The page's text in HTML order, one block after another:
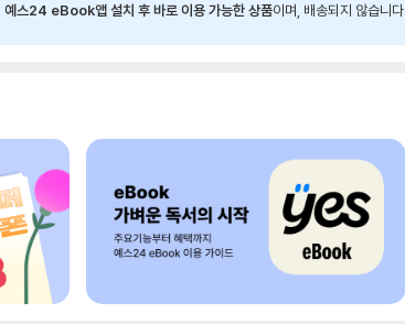
예스24 eBook앱 설치 후 바로 이용 가능한 상품이며, 배송되지 않습니다.